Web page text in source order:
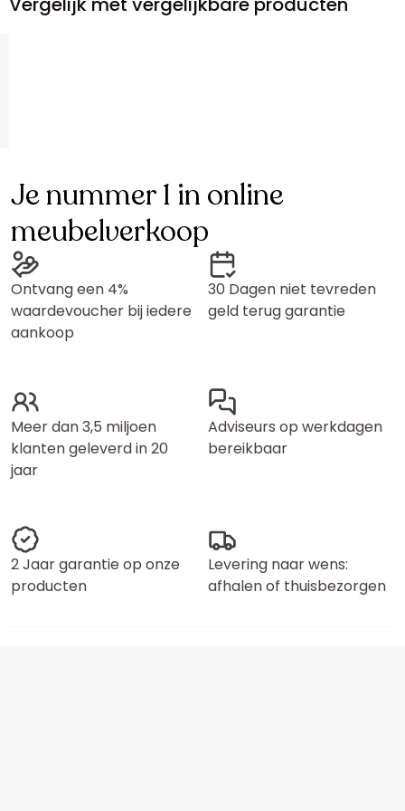
Je nummer 1 in online
meubelverkoop
Ontvang een 4%
waardevoucher bij iedere
aankoop
30 Dagen niet tevreden
geld terug garantie
Meer dan 3,5 miljoen
klanten geleverd in 20
jaar
Adviseurs op werkdagen
bereikbaar
2 Jaar garantie op onze
producten
Levering naar wens:
afhalen of thuisbezorgen